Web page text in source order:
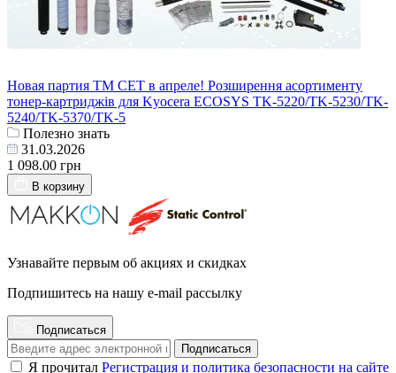
Новая партия ТМ СЕТ в апреле! Розширення асортименту
тонер-картриджів для Kyocera ECOSYS TK-5220/TK-5230/TK-
5240/TK-5370/TK-5
Полезно знать
31.03.2026
1 098.00 грн
В корзину
Узнавайте первым об акциях и скидках
Подпишитесь на нашу e-mail рассылку
Подписаться
Подписаться
Я прочитал Регистрация и политика безопасности на сайте